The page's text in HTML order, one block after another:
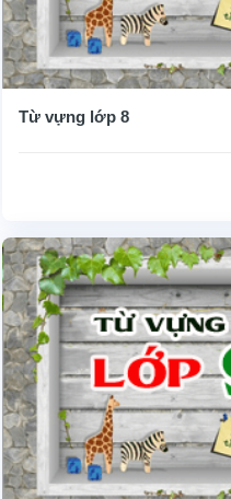
Từ vựng lớp 8